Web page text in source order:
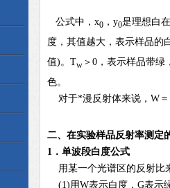
公式中，x0 ，y0是理想白
度，其值越大，表示样品的
值)。Tw ＞0，表示样品带
色。
对于*漫反射体来说，W＝
二、在实验样品反射率测定
1 ．单波段白度公式
用某一个光谱区的反射比
(1)用W表示白度，G表示